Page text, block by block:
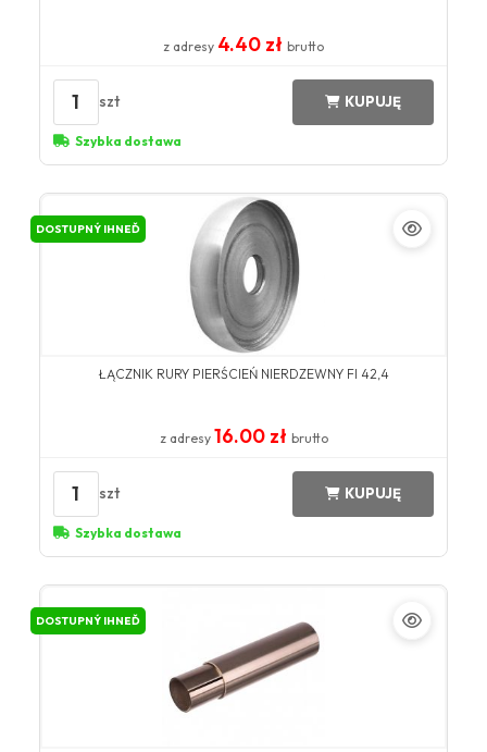
z adresy 4.40 zł brutto
1 szt KUPUJĘ
Szybka dostawa
DOSTUPNÝ IHNEĎ
ŁĄCZNIK RURY PIERŚCIEŃ NIERDZEWNY FI 42,4
z adresy 16.00 zł brutto
1 szt KUPUJĘ
Szybka dostawa
DOSTUPNÝ IHNEĎ